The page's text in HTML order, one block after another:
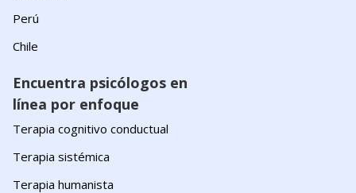
Perú
Chile
Encuentra psicólogos en
línea por enfoque
Terapia cognitivo conductual
Terapia sistémica
Terapia humanista